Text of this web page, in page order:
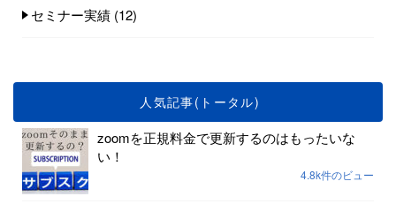
セミナー実績 (12)
人気記事(トータル)
zoomを正規料金で更新するのはもったいな
い！
4.8k件のビュー